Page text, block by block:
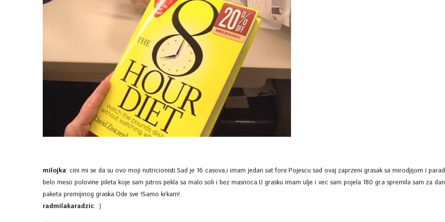
milojka: cini mi se da su ovo moji nutricionisti.Sad je 16 casova,i imam jedan sat fore.Pojescu sad ovaj zaprzeni grasak sa mirodjijom i
belo meso polovine pileta koje sam jutros pekla sa malo soli i bez masnoca.U grasku imam ulje i vec sam pojela 180 gr.a spremila sam za
paketa premijinog graska.Ode sve !Samo krkam!
radmilakaradzic: :)